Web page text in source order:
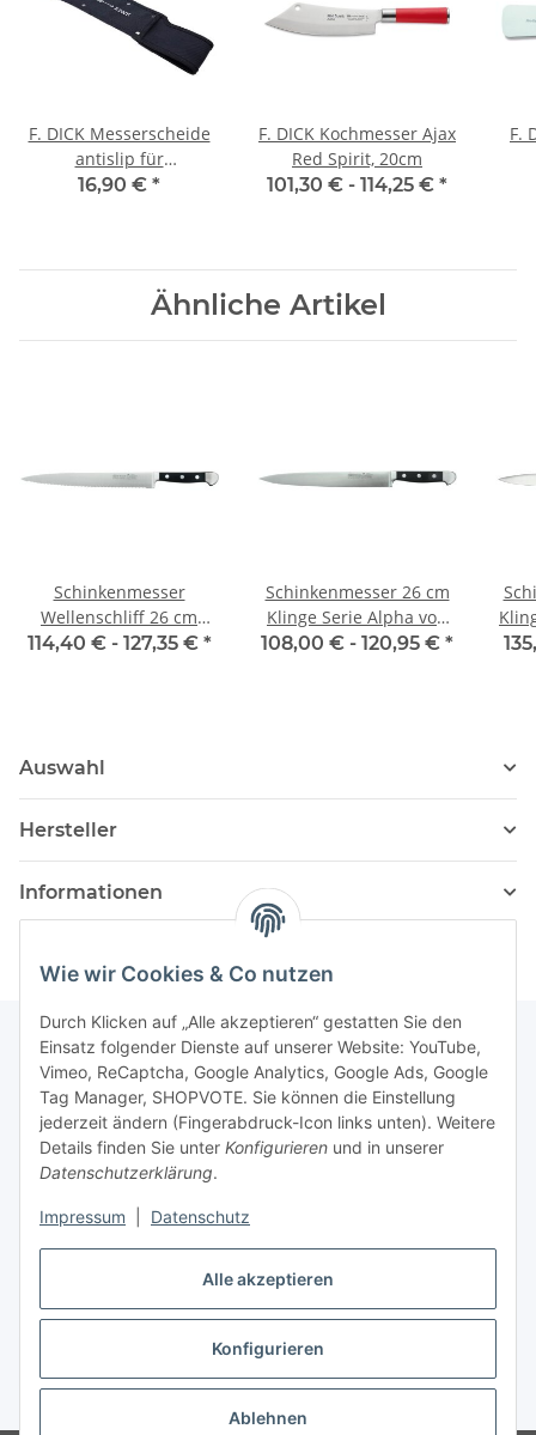
Alle akzeptieren
Konfigurieren
Ablehnen
Wie wir Cookies & Co nutzen
Durch Klicken auf „Alle akzeptieren“ gestatten Sie den
Einsatz folgender Dienste auf unserer Website: YouTube,
Vimeo, ReCaptcha, Google Analytics, Google Ads, Google
Tag Manager, SHOPVOTE. Sie können die Einstellung
jederzeit ändern (Fingerabdruck-Icon links unten). Weitere
Details finden Sie unter Konfigurieren und in unserer
Datenschutzerklärung.
Impressum Datenschutz
F. DICK Messerscheide
antislip für
Zerlegemesser Hektor,
16,90 € *
F. DICK Kochmesser Ajax
Red Spirit, 20cm
101,30 € - 114,25 € *
F.
Ähnliche Artikel
Schinkenmesser
Wellenschliff 26 cm
Serie Alpha von Güde
114,40 € - 127,35 € *
Schinkenmesser 26 cm
Klinge Serie Alpha von
Güde
108,00 € - 120,95 € *
Auswahl
Hersteller
Informationen
Newsletter Abonnieren
Bitte senden Sie mir entsprechend Ihrer
Datenschutzerklärungregelmäßig und jederzeit widerruflich
Abonnieren
Newsletter Abonnieren
Vertrag widerrufen